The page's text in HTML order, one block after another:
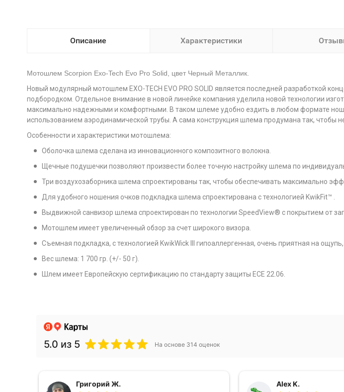
Описание Характеристики
Мотошлем Scorpion Exo-Tech Evo Pro Solid, цвет Черный Металлик.
Новый модулярный мотошлем EXO-TECH EVO PRO SOLID является последней разработкой
подбородком. Отдельное внимание в новой линейке компания уделила новой технологии
максимально надежными и комфортными. В таком шлеме удобно ездить в любом формате
использованием аэродинамической трубы. А сама конструкция шлема продумана так, чтобы
Особенности и характеристики мотошлема:
Оболочка шлема сделана из инновационного композитного волокна.
Щечные подушечки позволяют произвести более точную настройку шлема по
Три воздухозаборника шлема спроектированы так, чтобы обеспечивать максимально
Для удобного ношения очков подкладка шлема спроектирована с технологией KwikFit™ .
Выдвижной санвизор шлема спроектирован по технологии SpeedView® с покрытием от
Мотошлем имеет увеличенный обзор за счет широкого визора.
Съемная подкладка, с технологией KwikWick III гипоаллергенная, очень приятная на
Вес шлема: 1 700 гр. (+/- 50 г).
Шлем имеет Европейскую сертификацию по стандарту защиты ECE 22.06.